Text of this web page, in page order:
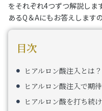
をそれぞれ4つずつ解説しま
あるQ＆Aにもお答えします
目次
ヒアルロン酸注入とは？
ヒアルロン酸注入で期
ヒアルロン酸を打ち続